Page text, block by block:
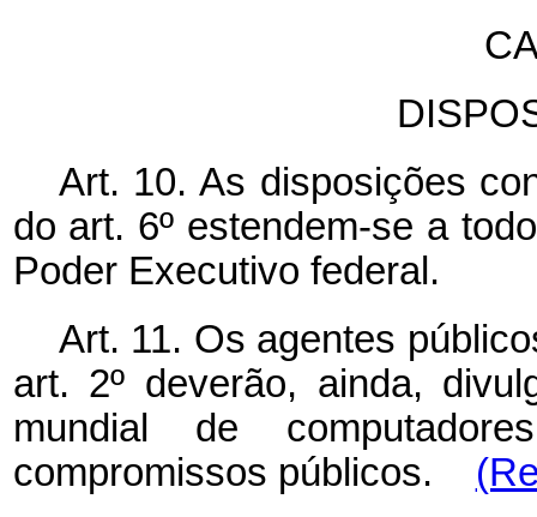
Art. 10. As disposições
do art. 6º estendem-se a
Poder Executivo federal.
Art. 11. Os agentes
art. 2º deverão, ainda,
mundial de
compromissos públicos.